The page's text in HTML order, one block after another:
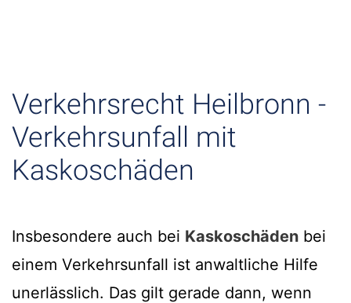
Verkehrsrecht Heilbronn -
Verkehrsunfall mit
Kaskoschäden
Insbesondere auch bei Kaskoschäden bei
einem Verkehrsunfall ist anwaltliche Hilfe
unerlässlich. Das gilt gerade dann, wenn